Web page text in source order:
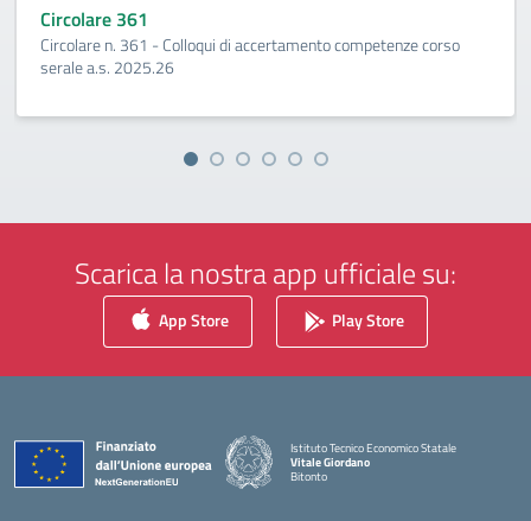
Circolare 361
Circolare n. 361 - Colloqui di accertamento competenze corso
serale a.s. 2025.26
Scarica la nostra app ufficiale su:
App Store Play Store
Istituto Tecnico Economico Statale
Vitale Giordano
Bitonto